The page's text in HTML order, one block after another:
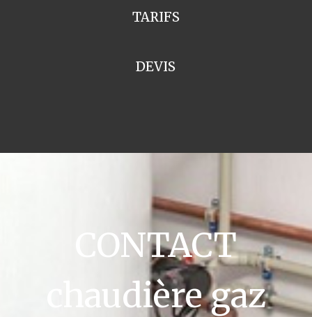
TARIFS
DEVIS
CONTACT
chaudière gaz